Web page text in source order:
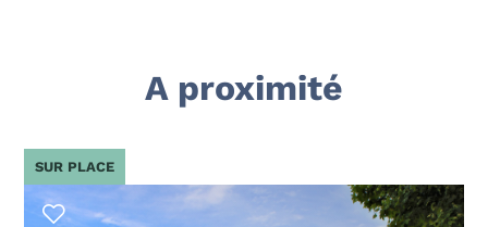
A proximité
SUR PLACE